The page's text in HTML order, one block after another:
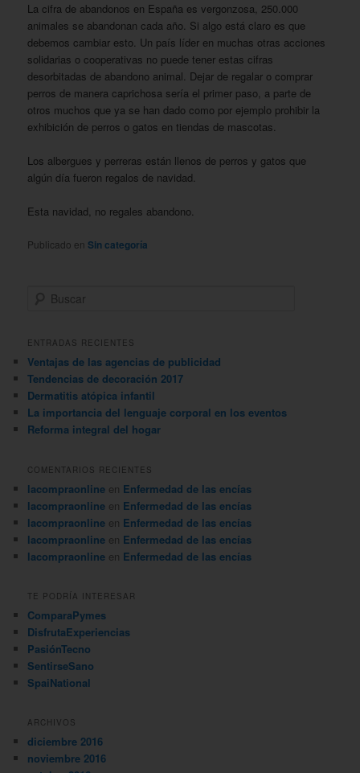
La cifra de abandonos en España es vergonzosa, 250.000
animales se abandonan cada año. Si algo está claro es que
debemos cambiar esto. Un país líder en muchas otras acciones
solidarias o cooperativas no puede tener estas cifras
desorbitadas de abandono animal. Dejar de regalar o comprar
perros de manera caprichosa sería el primer paso, a parte de
otros muchos que ya se han dado como por ejemplo prohibir la
exhibición de perros o gatos en tiendas de mascotas.
Los albergues y perreras están llenos de perros y gatos que
algún día fueron regalos de navidad.
Esta navidad, no regales abandono.
Publicado en Sin categoría
c
r
ENTRADAS RECIENTES
Ventajas de las agencias de publicidad
Tendencias de decoración 2017
Dermatitis atópica infantil
La importancia del lenguaje corporal en los eventos
Reforma integral del hogar
COMENTARIOS RECIENTES
lacompraonline en Enfermedad de las encías
lacompraonline en Enfermedad de las encías
lacompraonline en Enfermedad de las encías
lacompraonline en Enfermedad de las encías
lacompraonline en Enfermedad de las encías
TE PODRÍA INTERESAR
ComparaPymes
DisfrutaExperiencias
PasiónTecno
SentirseSano
SpaiNational
ARCHIVOS
diciembre 2016
noviembre 2016